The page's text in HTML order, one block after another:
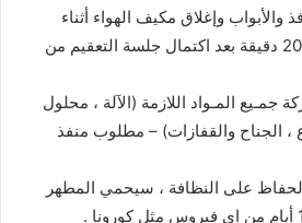
والأبواب وإغلاق مكيف الهواء أثناء
العملية بالإضافة إلى 15-20 دقيقة بعد اكتمال جلسة التعقيم من
المـواد اللازمة (الآلة ، محلول
، الجناح والقفازات) – مطلوب منفذ
على النظافة ، سيحمي المطهر